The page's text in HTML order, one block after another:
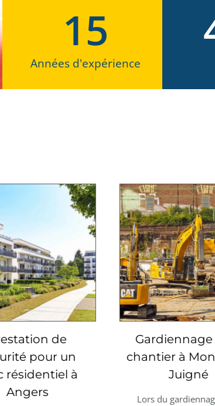
Années d'expérience
15
Gardiennage d'un
chantier à Montreuil-
Lors du gardiennage d’un